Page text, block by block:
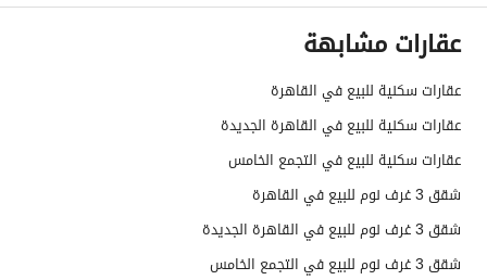
عقارات مشابهة
عقارات سكنية للبيع في القاهرة
عقارات سكنية للبيع في القاهرة الجديدة
عقارات سكنية للبيع في التجمع الخامس
شقق 3 غرف نوم للبيع في القاهرة
شقق 3 غرف نوم للبيع في القاهرة الجديدة
شقق 3 غرف نوم للبيع في التجمع الخامس